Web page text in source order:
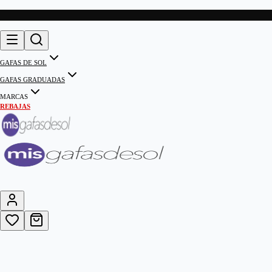
GAFAS DE SOL
GAFAS GRADUADAS
MARCAS
REBAJAS